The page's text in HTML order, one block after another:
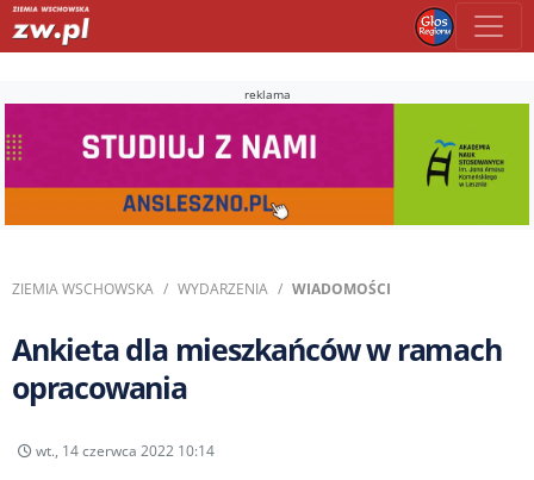
reklama
ZIEMIA WSCHOWSKA WYDARZENIA WIADOMOŚCI
Ankieta dla mieszkańców w ramach
opracowania
wt., 14 czerwca 2022 10:14